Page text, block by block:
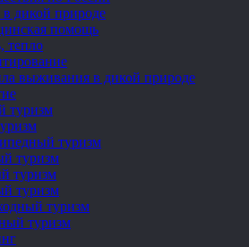
дикой природе
помощь
тепло
выживания в дикой природе
туризм
туризм
туризм
туризм
туризм
туризм
туризм